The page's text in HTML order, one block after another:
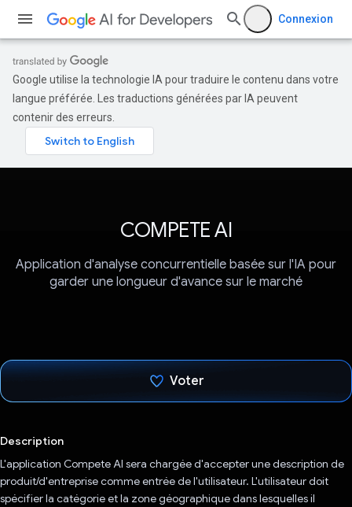
Connexion
Google utilise la technologie IA pour traduire le contenu dans votre
langue préférée. Les traductions générées par IA peuvent
contenir des erreurs.
COMPETE AI
Application d'analyse concurrentielle basée sur l'IA pour
garder une longueur d'avance sur le marché
Voter
Description
L'application Compete AI sera chargée d'accepter une description de
produit/d'entreprise comme entrée de l'utilisateur. L'utilisateur doit
spécifier la catégorie et la zone géographique dans lesquelles il